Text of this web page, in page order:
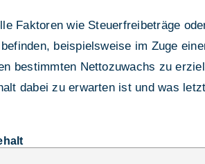
Faktoren wie Steuerfreibeträge
beispielsweise im Zuge
bestimmten Nettozuwachs zu
dabei zu erwarten ist und was